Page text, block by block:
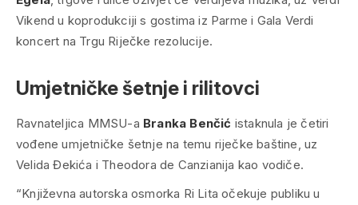
Vikend u koprodukciji s gostima iz Parme i Gala Verdi
koncert na Trgu Riječke rezolucije.
Umjetničke šetnje i rilitovci
Ravnateljica MMSU-a Branka Benčić istaknula je četiri
vođene umjetničke šetnje na temu riječke baštine, uz
Velida Đekića i Theodora de Canzianija kao vodiče.
“Književna autorska osmorka Ri Lita očekuje publiku u